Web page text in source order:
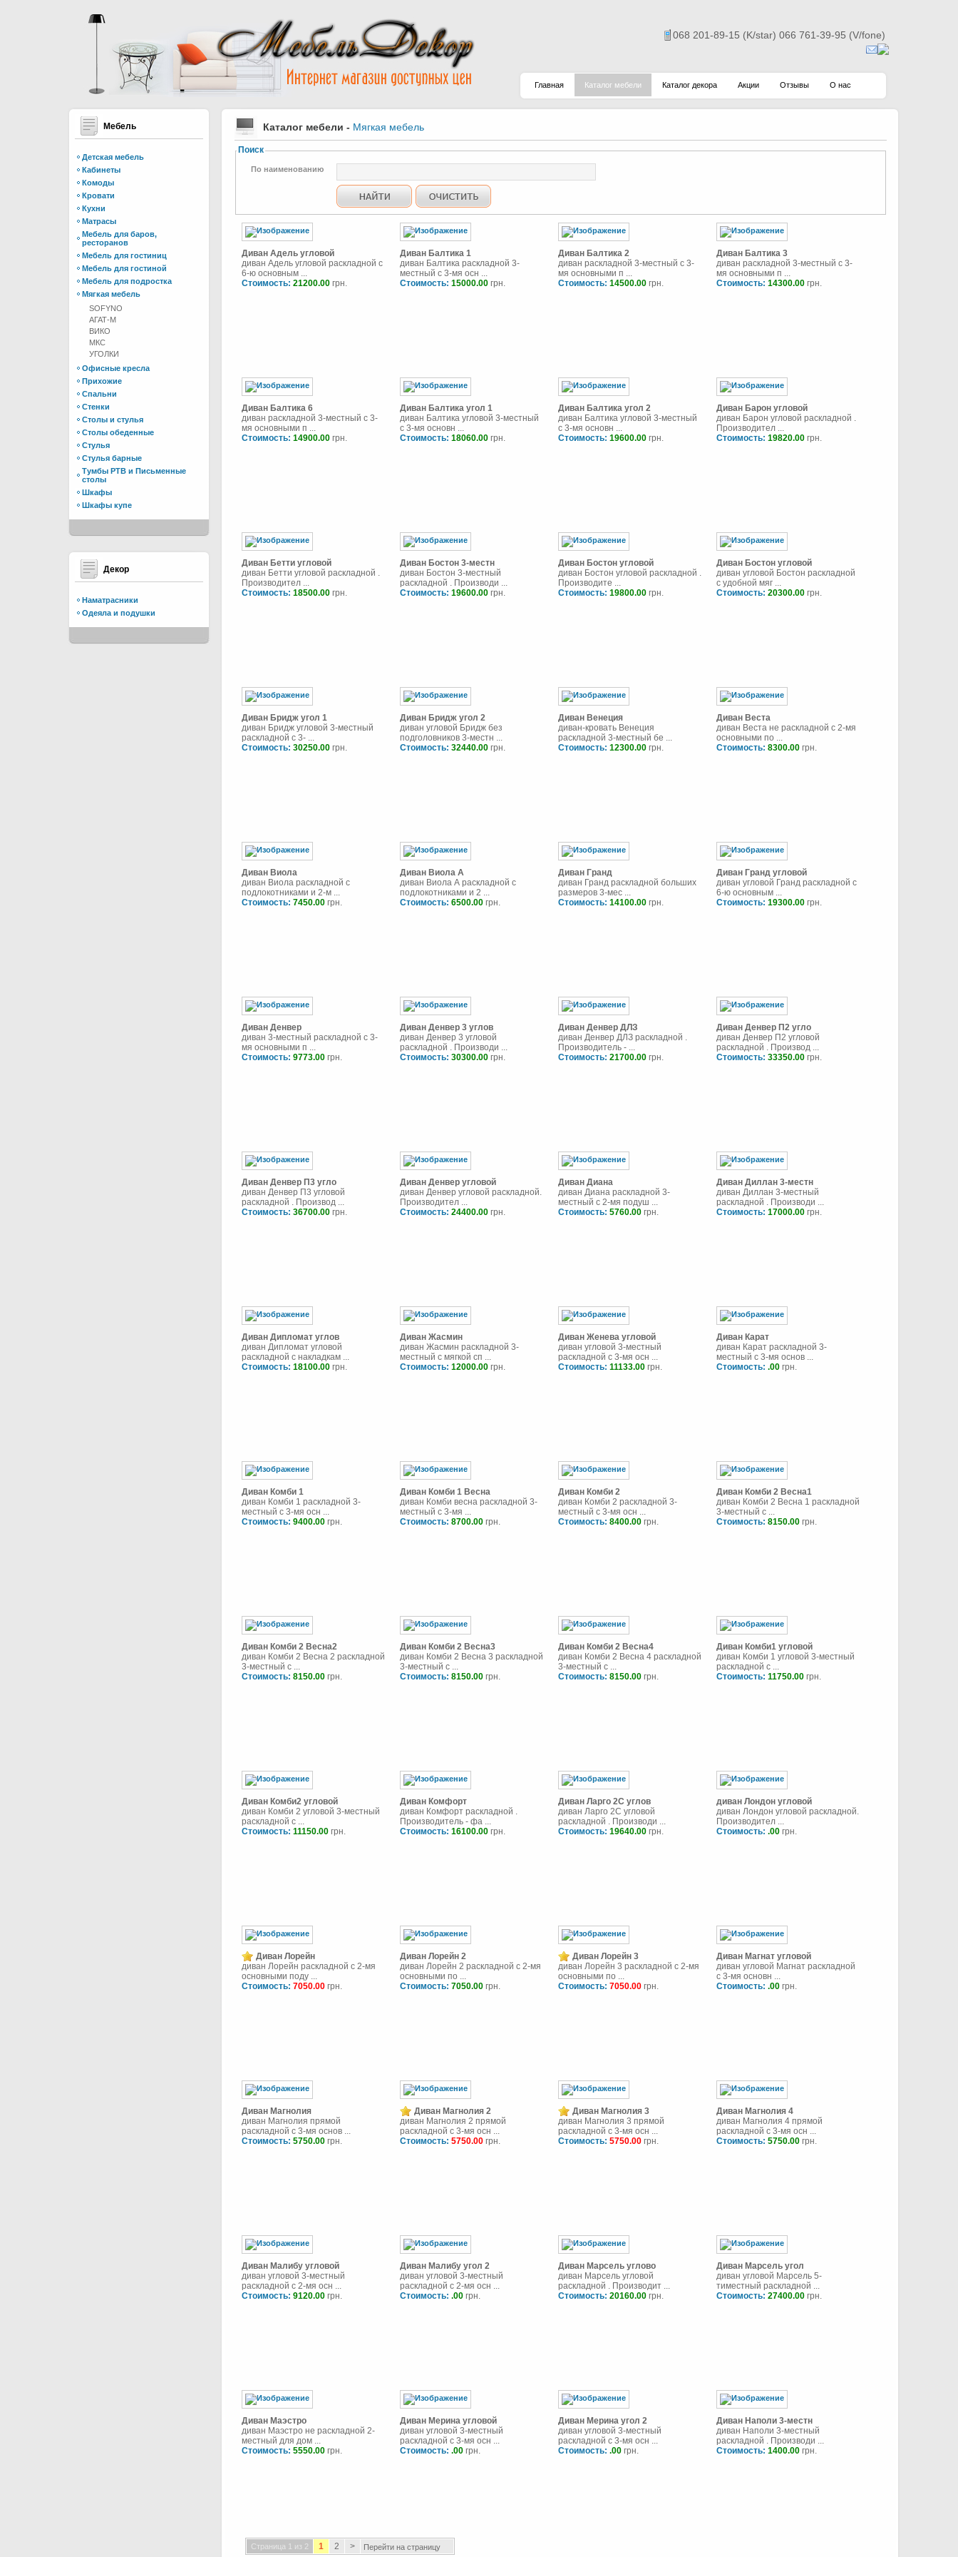
068 201-89-15 (K/star) 066 761-39-95 (V/fone)
Главная Каталог мебели Каталог декора Акции Отзывы О нас
Мебель
Детская мебель
Кабинеты
Комоды
Кровати
Кухни
Матрасы
Мебель для баров,
ресторанов
Мебель для гостиниц
Мебель для гостиной
Мебель для подростка
Мягкая мебель
SOFYNO
АГАТ-М
ВИКО
МКС
УГОЛКИ
Офисные кресла
Прихожие
Спальни
Стенки
Столы и стулья
Столы обеденные
Стулья
Стулья барные
Тумбы РТВ и Письменные
столы
Шкафы
Шкафы купе
Декор
Наматрасники
Одеяла и подушки
Каталог мебели - Мягкая мебель
Поиск
По наименованию
Диван Адель угловой
диван Адель угловой раскладной с
6-ю основным ...
Стоимость: 21200.00 грн.
Диван Балтика 1
диван Балтика раскладной 3-
местный с 3-мя осн ...
Стоимость: 15000.00 грн.
Диван Балтика 2
диван раскладной 3-местный с 3-
мя основными п ...
Стоимость: 14500.00 грн.
Диван Балтика 3
диван раскладной 3-местный с 3-
мя основными п ...
Стоимость: 14300.00 грн.
Диван Балтика 6
диван раскладной 3-местный с 3-
мя основными п ...
Стоимость: 14900.00 грн.
Диван Балтика угол 1
диван Балтика угловой 3-местный
с 3-мя основн ...
Стоимость: 18060.00 грн.
Диван Балтика угол 2
диван Балтика угловой 3-местный
с 3-мя основн ...
Стоимость: 19600.00 грн.
Диван Барон угловой
диван Барон угловой раскладной .
Производител ...
Стоимость: 19820.00 грн.
Диван Бетти угловой
диван Бетти угловой раскладной .
Производител ...
Стоимость: 18500.00 грн.
Диван Бостон 3-местн
диван Бостон 3-местный
раскладной . Производи ...
Стоимость: 19600.00 грн.
Диван Бостон угловой
диван Бостон угловой раскладной .
Производите ...
Стоимость: 19800.00 грн.
Диван Бостон угловой
диван угловой Бостон раскладной
с удобной мяг ...
Стоимость: 20300.00 грн.
Диван Бридж угол 1
диван Бридж угловой 3-местный
раскладной с 3- ...
Стоимость: 30250.00 грн.
Диван Бридж угол 2
диван угловой Бридж без
подголовников 3-местн ...
Стоимость: 32440.00 грн.
Диван Венеция
диван-кровать Венеция
раскладной 3-местный бе ...
Стоимость: 12300.00 грн.
Диван Веста
диван Веста не раскладной с 2-мя
основными по ...
Стоимость: 8300.00 грн.
Диван Виола
диван Виола раскладной с
подлокотниками и 2-м ...
Стоимость: 7450.00 грн.
Диван Виола A
диван Виола А раскладной с
подлокотниками и 2 ...
Стоимость: 6500.00 грн.
Диван Гранд
диван Гранд раскладной больших
размеров 3-мес ...
Стоимость: 14100.00 грн.
Диван Гранд угловой
диван угловой Гранд раскладной с
6-ю основным ...
Стоимость: 19300.00 грн.
Диван Денвер
диван 3-местный раскладной с 3-
мя основными п ...
Стоимость: 9773.00 грн.
Диван Денвер 3 углов
диван Денвер 3 угловой
раскладной . Производи ...
Стоимость: 30300.00 грн.
Диван Денвер ДЛЗ
диван Денвер ДЛЗ раскладной .
Производитель - ...
Стоимость: 21700.00 грн.
Диван Денвер П2 угло
диван Денвер П2 угловой
раскладной . Производ ...
Стоимость: 33350.00 грн.
Диван Денвер П3 угло
диван Денвер П3 угловой
раскладной . Производ ...
Стоимость: 36700.00 грн.
Диван Денвер угловой
диван Денвер угловой раскладной.
Производител ...
Стоимость: 24400.00 грн.
Диван Диана
диван Диана раскладной 3-
местный с 2-мя подуш ...
Стоимость: 5760.00 грн.
Диван Диллан 3-местн
диван Диллан 3-местный
раскладной . Производи ...
Стоимость: 17000.00 грн.
Диван Дипломат углов
диван Дипломат угловой
раскладной с накладкам ...
Стоимость: 18100.00 грн.
Диван Жасмин
диван Жасмин раскладной 3-
местный с мягкой сп ...
Стоимость: 12000.00 грн.
Диван Женева угловой
диван угловой 3-местный
раскладной с 3-мя осн ...
Стоимость: 11133.00 грн.
Диван Карат
диван Карат раскладной 3-
местный с 3-мя основ ...
Стоимость: .00 грн.
Диван Комби 1
диван Комби 1 раскладной 3-
местный с 3-мя осн ...
Стоимость: 9400.00 грн.
Диван Комби 1 Весна
диван Комби весна раскладной 3-
местный с 3-мя ...
Стоимость: 8700.00 грн.
Диван Комби 2
диван Комби 2 раскладной 3-
местный с 3-мя осн ...
Стоимость: 8400.00 грн.
Диван Комби 2 Весна1
диван Комби 2 Весна 1 раскладной
3-местный с ...
Стоимость: 8150.00 грн.
Диван Комби 2 Весна2
диван Комби 2 Весна 2 раскладной
3-местный с ...
Стоимость: 8150.00 грн.
Диван Комби 2 Весна3
диван Комби 2 Весна 3 раскладной
3-местный с ...
Стоимость: 8150.00 грн.
Диван Комби 2 Весна4
диван Комби 2 Весна 4 раскладной
3-местный с ...
Стоимость: 8150.00 грн.
Диван Комби1 угловой
диван Комби 1 угловой 3-местный
раскладной с ...
Стоимость: 11750.00 грн.
Диван Комби2 угловой
диван Комби 2 угловой 3-местный
раскладной с ...
Стоимость: 11150.00 грн.
Диван Комфорт
диван Комфорт раскладной .
Производитель - фа ...
Стоимость: 16100.00 грн.
Диван Ларго 2С углов
диван Ларго 2С угловой
раскладной . Производи ...
Стоимость: 19640.00 грн.
диван Лондон угловой
диван Лондон угловой раскладной.
Производител ...
Стоимость: .00 грн.
Диван Лорейн
диван Лорейн раскладной с 2-мя
основными поду ...
Стоимость: 7050.00 грн.
Диван Лорейн 2
диван Лорейн 2 раскладной с 2-мя
основными по ...
Стоимость: 7050.00 грн.
Диван Лорейн 3
диван Лорейн 3 раскладной с 2-мя
основными по ...
Стоимость: 7050.00 грн.
Диван Магнат угловой
диван угловой Магнат раскладной
с 3-мя основн ...
Стоимость: .00 грн.
Диван Магнолия
диван Магнолия прямой
раскладной с 3-мя основ ...
Стоимость: 5750.00 грн.
Диван Магнолия 2
диван Магнолия 2 прямой
раскладной с 3-мя осн ...
Стоимость: 5750.00 грн.
Диван Магнолия 3
диван Магнолия 3 прямой
раскладной с 3-мя осн ...
Стоимость: 5750.00 грн.
Диван Магнолия 4
диван Магнолия 4 прямой
раскладной с 3-мя осн ...
Стоимость: 5750.00 грн.
Диван Малибу угловой
диван угловой 3-местный
раскладной с 2-мя осн ...
Стоимость: 9120.00 грн.
Диван Малибу угол 2
диван угловой 3-местный
раскладной с 2-мя осн ...
Стоимость: .00 грн.
Диван Марсель углово
диван Марсель угловой
раскладной . Производит ...
Стоимость: 20160.00 грн.
Диван Марсель угол
диван угловой Марсель 5-
тиместный раскладной ...
Стоимость: 27400.00 грн.
Диван Маэстро
диван Маэстро не раскладной 2-
местный для дом ...
Стоимость: 5550.00 грн.
Диван Мерина угловой
диван угловой 3-местный
раскладной с 3-мя осн ...
Стоимость: .00 грн.
Диван Мерина угол 2
диван угловой 3-местный
раскладной с 3-мя осн ...
Стоимость: .00 грн.
Диван Наполи 3-местн
диван Наполи 3-местный
раскладной . Производи ...
Стоимость: 1400.00 грн.
Страница 1 из 2 1 2 > Перейти на страницу